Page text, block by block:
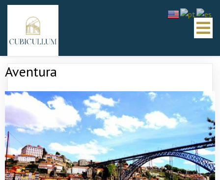
Aventura